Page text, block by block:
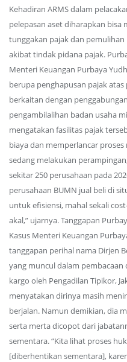
Kehadiran ARMS dalam
pelepasan aset diharapkan
tunggakan pajak dan
akibat tindak pidana pajak.
Menteri Keuangan Purbaya
berupa penghapusan pajak
berkaitan dengan
pengambilalihan badan usaha
mengatakan fasilitas pajak
biaya dan memperlancar
sedang melakukan
sekitar 250 perusahaan pada
perusahaan BUMN jual beli di
untuk efisiensi, mahal sekali
akal,” ujarnya. Tanggapan
Kasus Menteri Keuangan
tanggapan perihal nama Dirjen
yang muncul dalam
kargo oleh Pengadilan Tipikor,
menyatakan dirinya masih
berjalan. Namun demikian, dia
serta merta dicopot dari
sementara. “Kita lihat proses
[diberhentikan sementara],